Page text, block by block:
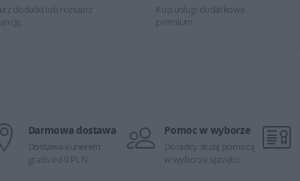
dodatki lub rozszerz
Kup usługi dodatkowe
premium.
Darmowa dostawa
Dostawa kurierem
gratis od 0 PLN
Pomoc w wyborze
Doradcy służą pomocą
w wyborze sprzętu